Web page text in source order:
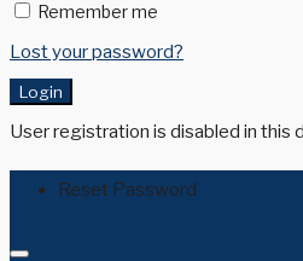
Remember me
Lost your password?
Login
User registration is disabled in this
Reset Password